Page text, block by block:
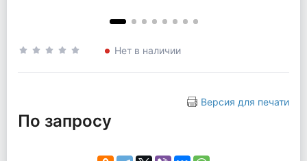
Нет в наличии
Версия для печати
По запросу